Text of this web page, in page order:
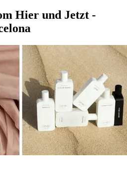
Hier und Jetzt -